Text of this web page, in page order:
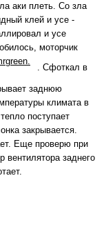
аки плеть. Со зла
клей и усе -
и усе
моторчик
. Сфоткал в
заднюю
климата в
поступает
закрывается.
Еще проверю при
вентилятора заднего